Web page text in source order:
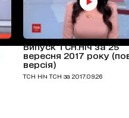
Випуск ТСН.Ніч за 25
вересня 2017 року
версія)
ТСН Ніч ТСН за 2017.09.26